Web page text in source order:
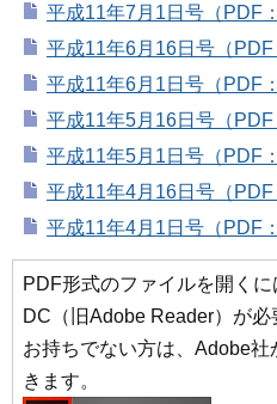
平成11年7月1日号（PDF
平成11年6月16日号（PDF
平成11年6月1日号（PDF
平成11年5月16日号（PDF
平成11年5月1日号（PDF
平成11年4月16日号（PDF
平成11年4月1日号（PDF
PDF形式のファイルを開く
DC（旧Adobe Reader）が必
お持ちでない方は、Adobe
きます。